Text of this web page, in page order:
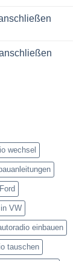
wechsel
VW
einbauen
tauschen